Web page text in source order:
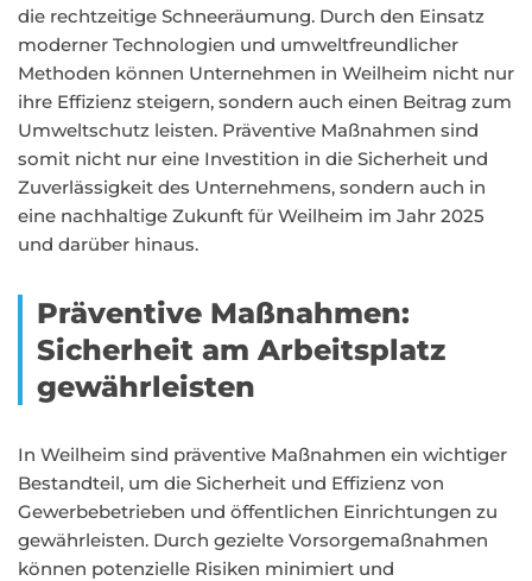
die rechtzeitige Schneeräumung. Durch den Einsatz
moderner Technologien und umweltfreundlicher
Methoden können Unternehmen in Weilheim nicht nur
ihre Effizienz steigern, sondern auch einen Beitrag zum
Umweltschutz leisten. Präventive Maßnahmen sind
somit nicht nur eine Investition in die Sicherheit und
Zuverlässigkeit des Unternehmens, sondern auch in
eine nachhaltige Zukunft für Weilheim im Jahr 2025
und darüber hinaus.
Präventive Maßnahmen:
Sicherheit am Arbeitsplatz
gewährleisten
In Weilheim sind präventive Maßnahmen ein wichtiger
Bestandteil, um die Sicherheit und Effizienz von
Gewerbebetrieben und öffentlichen Einrichtungen zu
gewährleisten. Durch gezielte Vorsorgemaßnahmen
können potenzielle Risiken minimiert und